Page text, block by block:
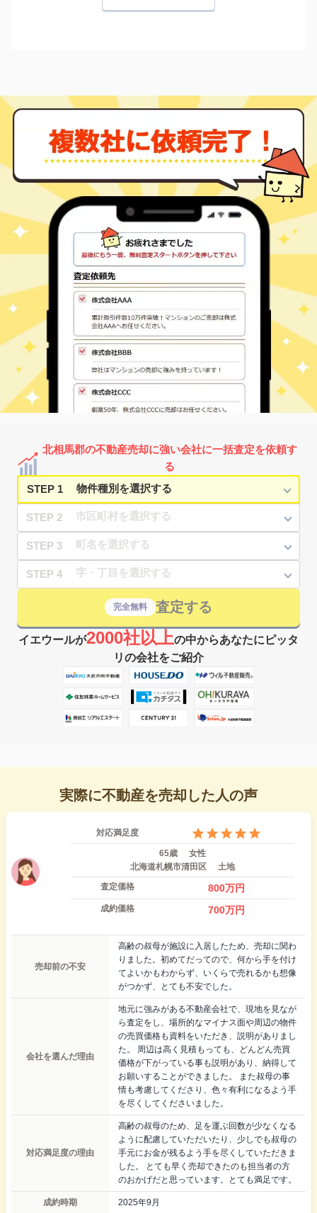
北相馬郡の不動産売却に強い会社に一括査定を依頼す
る
STEP 1
STEP 2
STEP 3
STEP 4
完全無料 査定する
イエウールが2000社以上の中からあなたにピッタ
リの会社をご紹介
実際に不動産を売却した人の声
対応満足度
65歳
女性
北海道札幌市清田区
土地
査定価格
800万円
成約価格 700万円
売却前の不安
高齢の叔母が施設に入居したため、売却に関わ
りました。初めてだってので、何から手を付け
てよいかもわからず、いくらで売れるかも想像
がつかず、とても不安でした。
会社を選んだ理由
地元に強みがある不動産会社で、現地を見なが
ら査定をし、場所的なマイナス面や周辺の物件
の売買価格も資料をいただき、説明がありまし
た。 周辺は高く見積もっても、どんどん売買
価格が下がっている事も説明があり、納得して
お願いすることができました。 また叔母の事
情も考慮してくださり、色々有利になるよう手
を尽くしてくださいました。
対応満足度の理由
高齢の叔母のため、足を運ぶ回数が少なくなる
ように配慮していただいたり、少しでも叔母の
手元にお金が残るよう手を尽くしていただきま
した。 とても早く売却できたのも担当者の方
のおかげだと思っています。とても満足です。
成約時期 2025年9月